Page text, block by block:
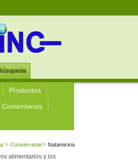
Productos
Comentarios
Conservante Natamicina
alimentarios y los